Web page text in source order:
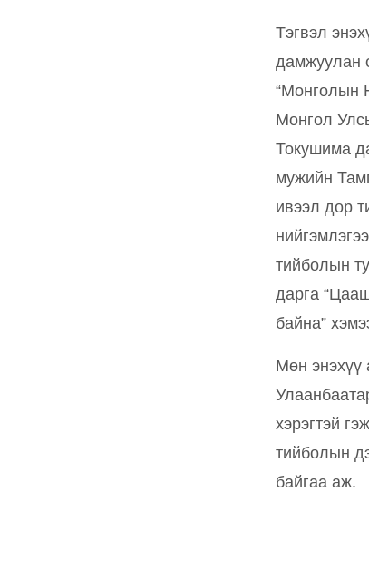
Тэгвэл
дамжуулан
“Монголын
Монгол
Токушима
мужийн
ивээл дор
тийболын
дарга
байна”
Мөн
хэрэгтэй
тийболын
байгаа аж.